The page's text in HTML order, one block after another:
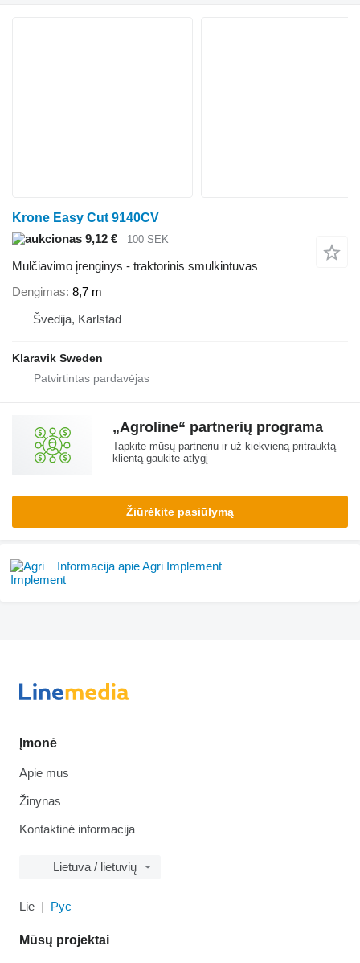
Krone Easy Cut 9140CV
9,12 €
100 SEK
Mulčiavimo įrenginys - traktorinis smulkintuvas
Dengimas 8,7 m
Švedija, Karlstad
Klaravik Sweden
„Agroline“ partnerių programa
Tapkite mūsų partneriu ir už kiekvieną pritrauktą
klientą gaukite atlygį
Žiūrėkite pasiūlymą
Informacija apie Agri Implement
Įmonė
Apie mus
Žinynas
Kontaktinė informacija
Lietuva / lietuvių
Lie Рус
Mūsų projektai